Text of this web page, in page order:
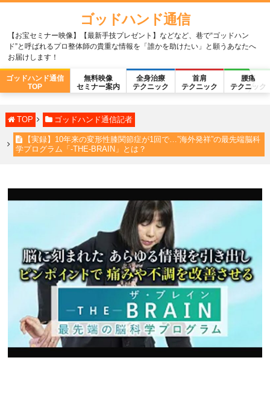
ゴッドハンド通信
【お宝セミナー映像】【最新手技プレゼント】などなど、巷で“ゴッドハン
ド”と呼ばれるプロ整体師の貴重な情報を「誰かを助けたい」と願うあなたへ
お届けします！
ゴッドハンド通信
TOP
無料映像
セミナー案内
全身治療
テクニック
首肩
テクニック
腰痛
テクニック
TOP ゴッドハンド通信記者
【実録】10年来の変形性膝関節症が1回で…”海外発祥”の最先端脳科
学プログラム「-THE-BRAIN」とは？